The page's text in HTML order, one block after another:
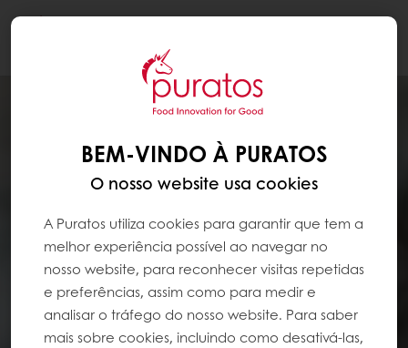
BEM-VINDO À PURATOS
O nosso website usa cookies
A Puratos utiliza cookies para garantir que tem a
melhor experiência possível ao navegar no
nosso website, para reconhecer visitas repetidas
e preferências, assim como para medir e
analisar o tráfego do nosso website. Para saber
mais sobre cookies, incluindo como desativá-las,